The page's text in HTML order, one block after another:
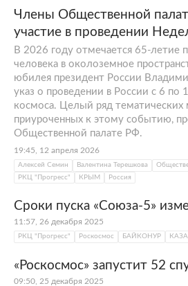
Члены Общественной
участие в проведении
В 2026 году отмечается 65-летие
человека в околоземное
юбилея президент России
указ о проведении в России с 6 по
космоса. Целый ряд тематических
приуроченных к этому событию,
Общественной палате РФ.
19:45, 12 апреля 2026
Алексей Семин Валентина Терешкова
РКЦ "Прогресс"
КРЫМ Россия
Сроки пуска «Союза-5»
11:57, 26 декабря 2025
РКЦ "Прогресс" Роскосмос БАЙКОНУР
«Роскосмос» запустит 52
09:50, 25 декабря 2025